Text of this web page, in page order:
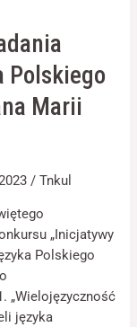
Polskiego
Marii
/Tnkul
„Inicjatywy
Polskiego
„Wielojęzyczność
języka
Są